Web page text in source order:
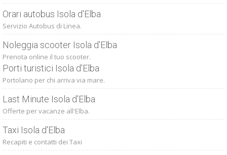
Orari autobus Isola d'Elba
Servizio Autobus di Linea.
Noleggia scooter Isola d'Elba
Prenota online il tuo scooter.
Porti turistici Isola d'Elba
Portolano per chi arriva via mare.
Last Minute Isola d'Elba
Offerte per vacanze all'Elba.
Taxi Isola d'Elba
Recapiti e contatti dei Taxi